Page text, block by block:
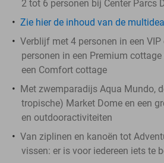
2 tot 6 personen bij Center Parcs
Zie hier de inhoud van de
Verblijf met 4 personen in een
personen in een Premium
een Comfort cottage
Met zwemparadijs Aqua Mundo,
tropische) Market Dome en een
en outdooractiviteiten
Van ziplinen en kanoën tot
vissen: er is voor iedereen iets te